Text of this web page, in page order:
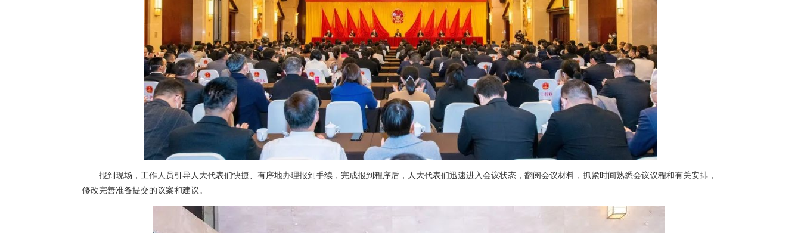
报到现场，工作人员引导人大代表们快捷、有序地办理报到手续，完成报到程序后，人大代表们迅速进入会议状态，翻阅会议材料，抓紧时间熟悉会议议程和有关安排，
修改完善准备提交的议案和建议。